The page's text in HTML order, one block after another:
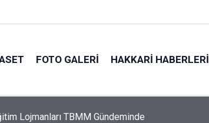
FOTO GALERI HAKKARI HABERLERI
Lojmanları TBMM Gündeminde